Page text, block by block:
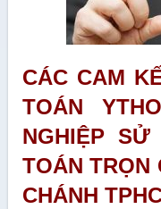
CÁC CAM
TOÁN
NGHIỆP
TOÁN TRỌN
CHÁNH